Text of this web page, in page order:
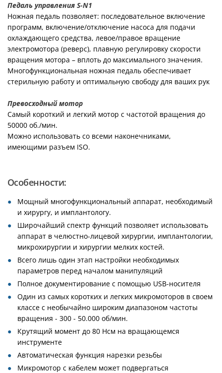
Педаль управления S-N1
Ножная педаль позволяет: последовательное включение
программ, включение/отключение насоса для подачи
охлаждающего средства, левое/правое вращение
электромотора (реверс), плавную регулировку скорости
вращения мотора – вплоть до максимального значения.
Многофункциональная ножная педаль обеспечивает
стерильную работу и оптимальную свободу для ваших рук
Превосходный мотор
Самый короткий и легкий мотор с частотой вращения до
50000 об./мин.
Можно использовать со всеми наконечниками,
имеющими разъем ISO.
Особенности:
Мощный многофункциональный аппарат, необходимый
и хирургу, и имплантологу.
Широчайший спектр функций позволяет использовать
аппарат в челюстно-лицевой хирургии, имплантологии,
микрохирургии и хирургии мелких костей.
Всего лишь один этап настройки необходимых
параметров перед началом манипуляций
Полное документирование с помощью USB-носителя
Один из самых коротких и легких микромоторов в своем
классе с необычайно широким диапазоном частоты
вращения - 300 - 50.000 об/мин.
Крутящий момент до 80 Нсм на вращающемся
инструменте
Автоматическая функция нарезки резьбы
Микромотор с кабелем может подвергаться